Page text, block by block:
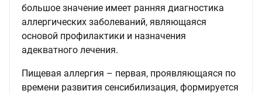
большое значение имеет ранняя диагностика
аллергических заболеваний, являющаяся
основой профилактики и назначения
адекватного лечения.
Пищевая аллергия – первая, проявляющаяся по
времени развития сенсибилизация, формируется